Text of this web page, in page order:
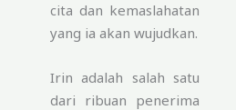
cita dan kemaslahatan
yang ia akan wujudkan.
Irin adalah salah satu
dari ribuan penerima